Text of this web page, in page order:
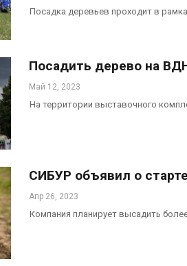
Посадка деревьев проходит в
Посадить дерево на
Май 12, 2023
На территории выставочного
СИБУР объявил о
Апр 26, 2023
Компания планирует высадить